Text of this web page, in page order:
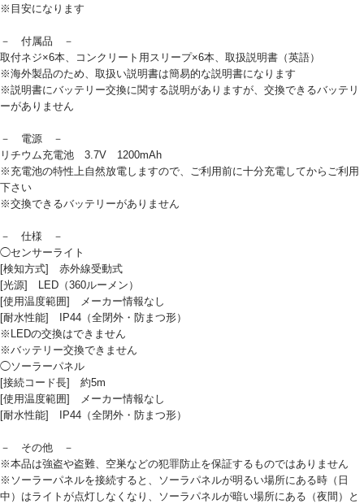
※目安になります
－ 付属品 －
取付ネジ×6本、コンクリート用スリープ×6本、取扱説明書（英語）
※海外製品のため、取扱い説明書は簡易的な説明書になります
※説明書にバッテリー交換に関する説明がありますが、交換できるバッテリ
ーがありません
－ 電源 －
リチウム充電池 3.7V 1200mAh
※充電池の特性上自然放電しますので、ご利用前に十分充電してからご利用
下さい
※交換できるバッテリーがありません
－ 仕様 －
◯センサーライト
[検知方式] 赤外線受動式
[光源] LED（360ルーメン）
[使用温度範囲] メーカー情報なし
[耐水性能] IP44（全閉外・防まつ形）
※LEDの交換はできません
※バッテリー交換できません
◯ソーラーパネル
[接続コード長] 約5m
[使用温度範囲] メーカー情報なし
[耐水性能] IP44（全閉外・防まつ形）
－ その他 －
※本品は強盗や盗難、空巣などの犯罪防止を保証するものではありません
※ソーラーパネルを接続すると、ソーラパネルが明るい場所にある時（日
中）はライトが点灯しなくなり、ソーラパネルが暗い場所にある（夜間）と